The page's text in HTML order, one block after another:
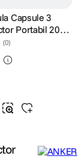
Capsule 3
Portabil 200
Negru
(0)